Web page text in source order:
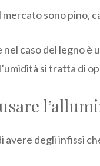
sono pino,
caso del legno
si tratta di
avere degli infissi